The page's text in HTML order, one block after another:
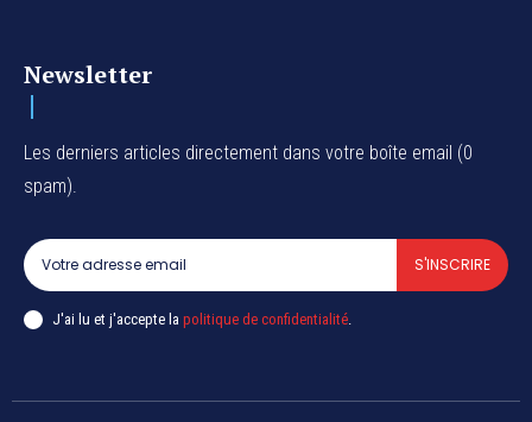
Newsletter
Les derniers articles directement dans votre boîte email (0
spam).
S'INSCRIRE
J'ai lu et j'accepte la politique de confidentialité